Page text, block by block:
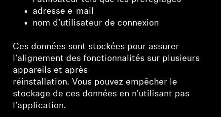
adresse e-mail
nom d'utilisateur de connexion
Ces données sont stockées pour assurer
l'alignement des fonctionnalités sur plusieurs
appareils et après
réinstallation. Vous pouvez empêcher le
stockage de ces données en n'utilisant pas
l'application.